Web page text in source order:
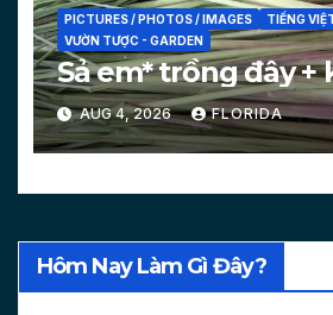
PICTURES / PHOTOS / IMAGES
TIẾNG
VƯỜN TƯỢC - GARDEN
Sả em* trồng đây +
AUG 4, 2026 FLORIDA
Hôm Nay Làm Gì Đây?